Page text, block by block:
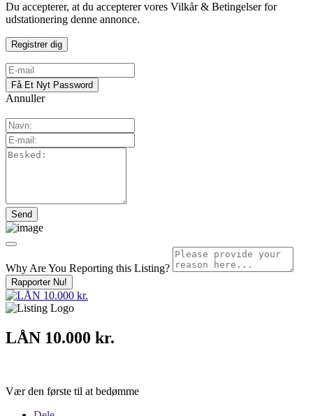
Du accepterer, at du accepterer vores Vilkår & Betingelser for
udstationering denne annonce.
Annuller
Why Are You Reporting this Listing?
Rapporter Nu!
LÅN 10.000 kr.
Vær den første til at bedømme